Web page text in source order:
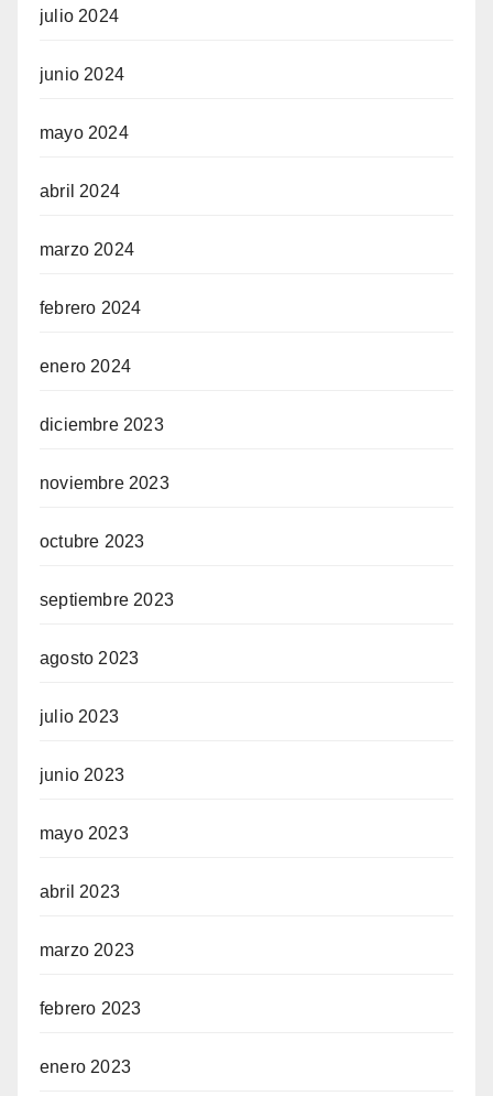
julio 2024
junio 2024
mayo 2024
abril 2024
marzo 2024
febrero 2024
enero 2024
diciembre 2023
noviembre 2023
octubre 2023
septiembre 2023
agosto 2023
julio 2023
junio 2023
mayo 2023
abril 2023
marzo 2023
febrero 2023
enero 2023